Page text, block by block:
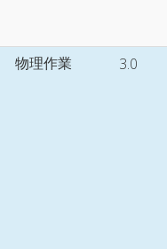
物理作業 3.0